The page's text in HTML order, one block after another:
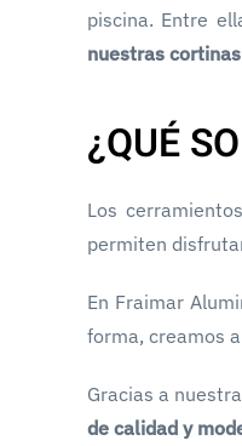
piscina. Entre
nuestras
¿QUÉ
Los
permiten
En Fraimar
forma, creamos
Gracias a
de calidad y